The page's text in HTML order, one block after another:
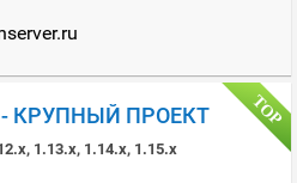
- КРУПНЫЙ ПРОЕКТ
1.13.x, 1.14.x, 1.15.x